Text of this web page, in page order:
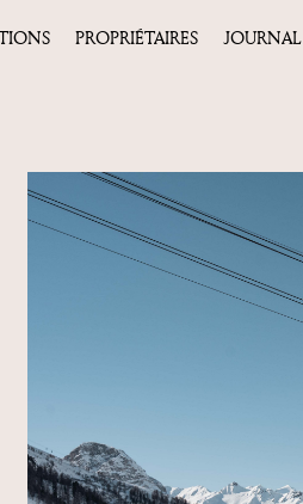
PROPRIÉTAIRES JOURNAL